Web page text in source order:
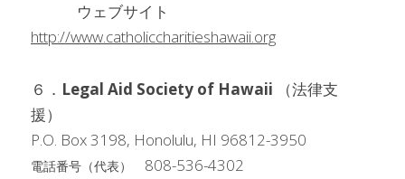
ウェブサイト
http://www.catholiccharitieshawaii.org
６． Legal Aid Society of Hawaii
（法律支
援）
P.O. Box 3198, Honolulu, HI 96812-3950
電話番号（代表） 808-536-4302